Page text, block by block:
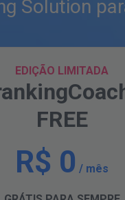
Solution
EDIÇÃO LIMITADA
FREE
R$ 0 / mês